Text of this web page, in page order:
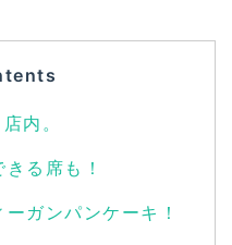
内。
る席も！
ガンパンケーキ！